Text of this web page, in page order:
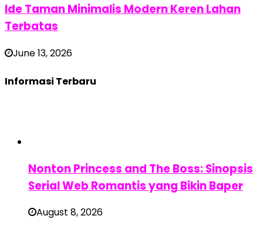
Ide Taman Minimalis Modern Keren Lahan
Terbatas
June 13, 2026
Informasi Terbaru
Nonton Princess and The Boss: Sinopsis
Serial Web Romantis yang Bikin Baper
August 8, 2026